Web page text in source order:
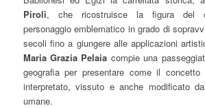
Piroli, che ricostruisce la figura del
personaggio emblematico in grado di
secoli fino a giungere alle applicazioni
Maria Grazia Pelaia compie una
geografia per presentare come il
interpretato, vissuto e anche modificato
umane.